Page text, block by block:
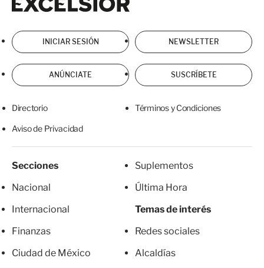
INICIAR SESIÓN NEWSLETTER
ANÚNCIATE SUSCRÍBETE
Directorio Términos y Condiciones
Aviso de Privacidad
Secciones
Nacional
Internacional
Finanzas
Ciudad de México
Suplementos
Última Hora
Temas de interés
Redes sociales
Alcaldías